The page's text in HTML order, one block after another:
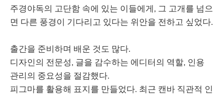
주경야독의 고단함 속에 있는 이들에게, 그 고개를 넘으
면 다른 풍경이 기다리고 있다는 위안을 전하고 싶었다.
출간을 준비하며 배운 것도 많다.
디자인의 전문성, 글을 감수하는 에디터의 역할, 인용
관리의 중요성을 절감했다.
피그마를 활용해 표지를 만들었다. 최근 캔바 직관적 인